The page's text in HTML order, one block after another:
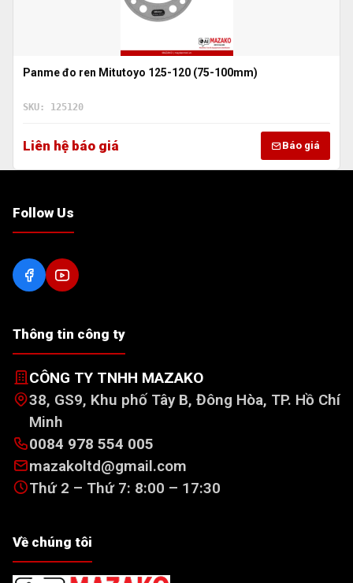
Panme đo ren Mitutoyo 125-120 (75-100mm)
SKU: 125120
Liên hệ báo giá Báo giá
Follow Us
Thông tin công ty
CÔNG TY TNHH MAZAKO
38, GS9, Khu phố Tây B, Đông Hòa, TP. Hồ Chí
Minh
0084 978 554 005
mazakoltd@gmail.com
Thứ 2 – Thứ 7: 8:00 – 17:30
Về chúng tôi